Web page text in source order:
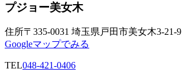
プジョー美女木
住所〒335-0031 埼玉県戸田市美女木3-21-9
Googleマップでみる
TEL048-421-0406